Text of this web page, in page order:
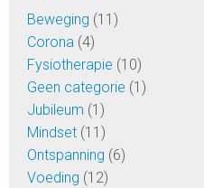
Beweging (11)
Corona (4)
Fysiotherapie (10)
Geen categorie (1)
Jubileum (1)
Mindset (11)
Ontspanning (6)
Voeding (12)